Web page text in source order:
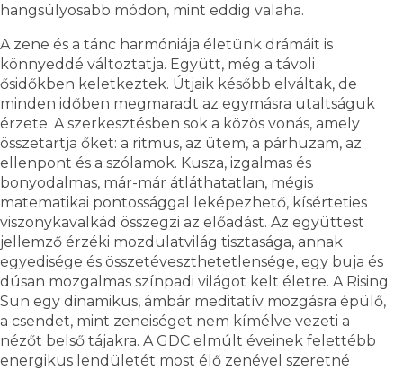
hangsúlyosabb módon, mint eddig valaha.
A zene és a tánc harmóniája életünk drámáit is
könnyeddé változtatja. Együtt, még a távoli
ősidőkben keletkeztek. Útjaik később elváltak, de
minden időben megmaradt az egymásra utaltságuk
érzete. A szerkesztésben sok a közös vonás, amely
összetartja őket: a ritmus, az ütem, a párhuzam, az
ellenpont és a szólamok. Kusza, izgalmas és
bonyodalmas, már-már átláthatatlan, mégis
matematikai pontossággal leképezhető, kísérteties
viszonykavalkád összegzi az előadást. Az együttest
jellemző érzéki mozdulatvilág tisztasága, annak
egyedisége és összetéveszthetetlensége, egy buja és
dúsan mozgalmas színpadi világot kelt életre. A Rising
Sun egy dinamikus, ámbár meditatív mozgásra épülő,
a csendet, mint zeneiséget nem kímélve vezeti a
nézőt belső tájakra. A GDC elmúlt éveinek felettébb
energikus lendületét most élő zenével szeretné